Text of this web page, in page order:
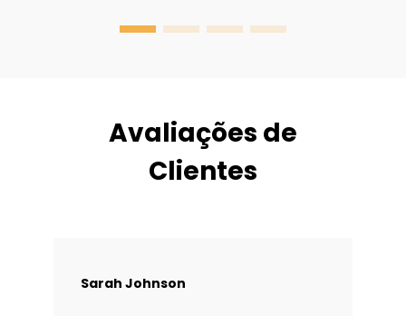
Avaliações de
Clientes
Sarah Johnson